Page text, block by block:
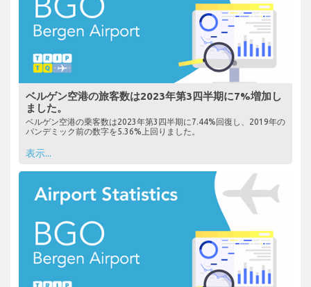
ベルゲン空港の旅客数は2023年第3四半期に7%増加し
ました。
ベルゲン空港の乗客数は2023年第3四半期に7.44%回復し、2019年の
パンデミック前の数字を5.36%上回りました。
表示...